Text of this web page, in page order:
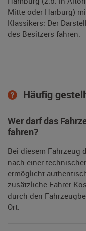
Mitte oder Harburg)
Klassikers: Der
des Besitzers fahren.
Häufig
Wer darf das
fahren?
Bei diesem Fahrzeug
nach einer
ermöglicht
zusätzliche Fahrer-
durch den
Ort.